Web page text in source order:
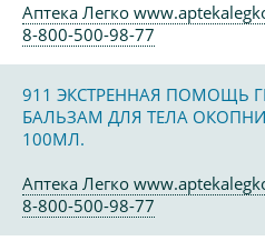
Аптека Легко
8-800-500-98-77
911 ЭКСТРЕННАЯ ПОМОЩЬ
БАЛЬЗАМ ДЛЯ ТЕЛА
100МЛ.
Аптека Легко
8-800-500-98-77